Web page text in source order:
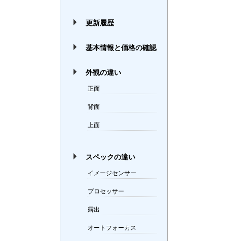
更新履歴
基本情報と価格の確認
外観の違い
正面
背面
上面
スペックの違い
イメージセンサー
プロセッサー
露出
オートフォーカス